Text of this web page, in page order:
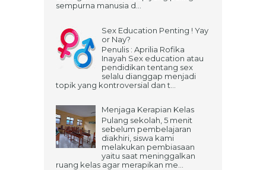
sempurna manusia d...
Sex Education Penting ! Yay
or Nay?
Penulis : Aprilia Rofika
Inayah Sex education atau
pendidikan tentang sex
selalu dianggap menjadi
topik yang kontroversial dan t...
Menjaga Kerapian Kelas
Pulang sekolah, 5 menit
sebelum pembelajaran
diakhiri, siswa kami
melakukan pembiasaan
yaitu saat meninggalkan
ruang kelas agar merapikan me...